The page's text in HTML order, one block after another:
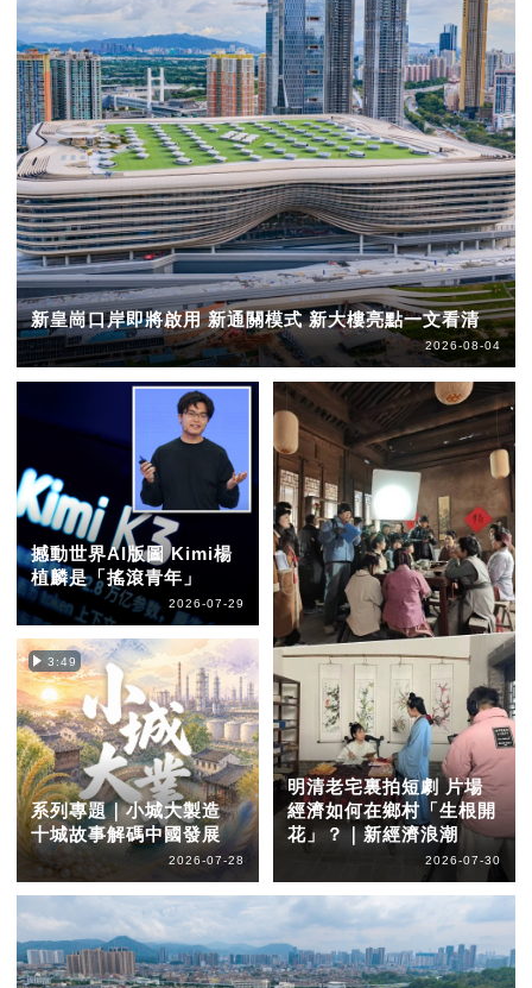
新皇崗口岸即將啟用 新通關模式 新大樓亮點一文看清
2026-08-04
撼動世界AI版圖 Kimi楊
植麟是「搖滾青年」
2026-07-29
3:49
系列專題｜小城大製造
十城故事解碼中國發展
2026-07-28
明清老宅裏拍短劇 片場
經濟如何在鄉村「生根開
花」？｜新經濟浪潮
2026-07-30